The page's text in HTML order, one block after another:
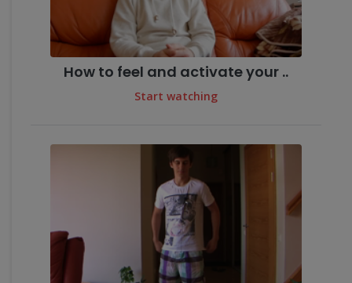
How to feel and activate your ..
Start watching